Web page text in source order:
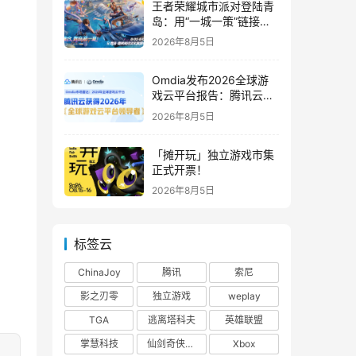
王者荣耀城市派对登陆青
岛：用“一城一策”链接海
洋场景，以双向奔赴带动
2026年8月5日
Omdia发布2026全球游
戏云平台报告：腾讯云连
续两年入选“领导者”象限
2026年8月5日
「摊开玩」独立游戏市集
正式开票！
2026年8月5日
标签云
ChinaJoy 腾讯
索尼
影之刃零
独立游戏
weplay
TGA
逃离塔科夫
英雄联盟
掌慧科技
仙剑奇侠传四
Xbox